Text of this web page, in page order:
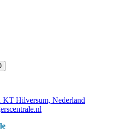
KT Hilversum, Nederland